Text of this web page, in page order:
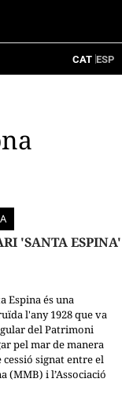
CAT ESP
'SANTA ESPINA'
Espina és una
l'any 1928 que va
del Patrimoni
pel mar de manera
signat entre el
(MMB) i l’Associació